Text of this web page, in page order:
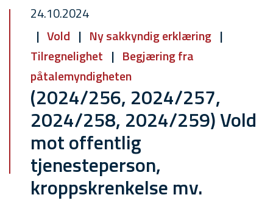
24.10.2024
Vold
Ny sakkyndig erklæring
Tilregnelighet
Begjæring fra
påtalemyndigheten
(2024/256, 2024/257,
2024/258, 2024/259) Vold
mot offentlig
tjenesteperson,
kroppskrenkelse mv.